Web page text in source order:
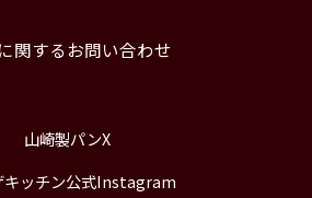
関するお問い合わせ
山崎製パンX
キッチン公式Instagram